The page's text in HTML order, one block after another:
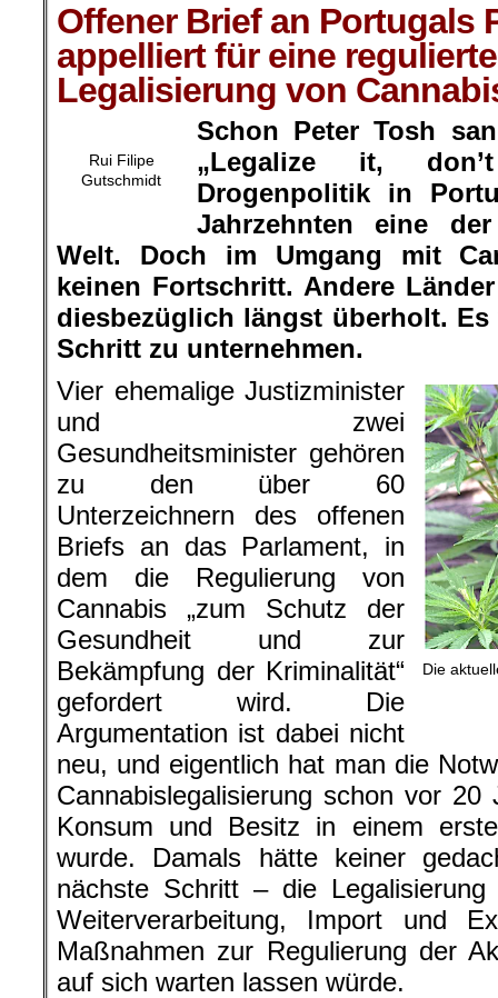
Offener Brief an Portugals
appelliert für eine regulierte
Legalisierung von
Rui Filipe
Gutschmidt
Schon Peter Tosh
„Legalize it,
Drogenpolitik in
Jahrzehnten eine
Welt. Doch im Umgang mit
keinen Fortschritt. Andere
diesbezüglich längst überholt.
Schritt zu unternehmen.
Die
Vier ehemalige Justizminister
und zwei
Gesundheitsminister gehören
zu den über 60
Unterzeichnern des offenen
Briefs an das Parlament, in
dem die Regulierung von
Cannabis „zum Schutz der
Gesundheit und zur
Bekämpfung der Kriminalität“
gefordert wird. Die
Argumentation ist dabei nicht
neu, und eigentlich hat man die
Cannabislegalisierung schon vor
Konsum und Besitz in einem
wurde. Damals hätte keiner
nächste Schritt – die
Weiterverarbeitung, Import und
Maßnahmen zur Regulierung der
auf sich warten lassen würde.